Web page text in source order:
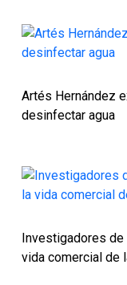
Artés Hernández
desinfectar agua
Investigadores de
vida comercial de